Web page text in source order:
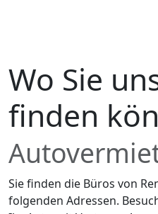
Wo Sie
finden
Sie finden die Büros von
folgenden Adressen.